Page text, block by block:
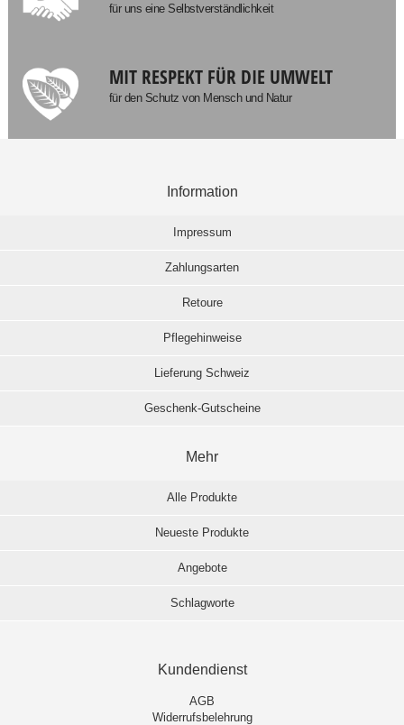
für uns eine Selbstverständlichkeit
MIT RESPEKT FÜR DIE UMWELT
für den Schutz von Mensch und Natur
Information
Impressum
Zahlungsarten
Retoure
Pflegehinweise
Lieferung Schweiz
Geschenk-Gutscheine
Mehr
Alle Produkte
Neueste Produkte
Angebote
Schlagworte
Kundendienst
AGB
Widerrufsbelehrung